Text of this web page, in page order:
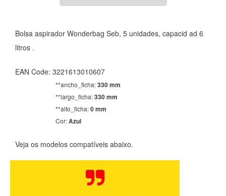
Bolsa aspirador Wonderbag Seb, 5 unidades, capacid ad 6
litros .
EAN Code: 3221613010607
**ancho_ficha:330 mm
**largo_ficha:330 mm
**alto_ficha:0 mm
Cor:Azul
Veja os modelos compatíveis abaixo.